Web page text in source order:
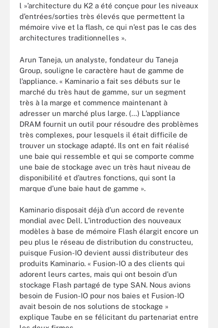
l »’architecture du K2 a été conçue pour les niveaux
d’entrées/sorties très élevés que permettent la
mémoire vive et la flash, ce qui n’est pas le cas des
architectures traditionnelles ».
Arun Taneja, un analyste, fondateur du Taneja
Group, souligne le caractère haut de gamme de
l’appliance. « Kaminario a fait ses débuts sur le
marché du très haut de gamme, sur un segment
très à la marge et commence maintenant à
adresser un marché plus large. (…) L’appliance
DRAM fournit un outil pour résoudre des problèmes
très complexes, pour lesquels il était difficile de
trouver un stockage adapté. Ils ont en fait réalisé
une baie qui ressemble et qui se comporte comme
une baie de stockage avec un très haut niveau de
disponibilité et d’autres fonctions, qui sont la
marque d’une baie haut de gamme ».
Kaminario disposait déjà d’un accord de revente
mondial avec Dell. L’introduction des nouveaux
modèles à base de mémoire Flash élargit encore un
peu plus le réseau de distribution du constructeu,
puisque Fusion-IO devient aussi distributeur des
produits Kaminario. « Fusion-IO a des clients qui
adorent leurs cartes, mais qui ont besoin d’un
stockage Flash partagé de type SAN. Nous avions
besoin de Fusion-IO pour nos baies et Fusion-IO
avait besoin de nos solutions de stockage »
explique Taube en se félicitant du partenariat entre